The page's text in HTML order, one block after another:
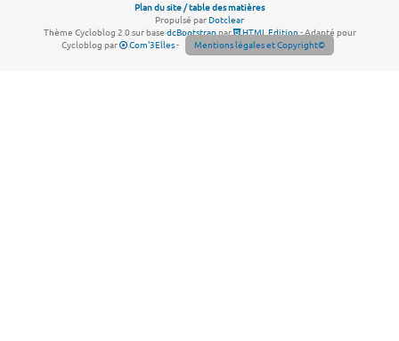
Plan du site / table des matières
Propulsé parDotclear
Thème Cycloblog 2.0 sur base dcBootstrappar HTML Edition- Adapté pour
Cycloblog par
Com'3Elles- Mentions légales et Copyright©